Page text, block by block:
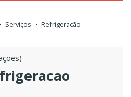
Serviços
Refrigeração